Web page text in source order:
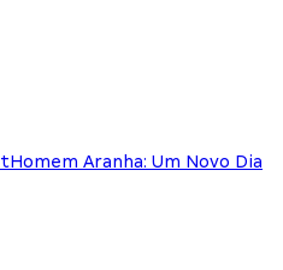
Homem Aranha: Um Novo Dia